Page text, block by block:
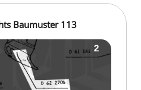
Baumuster 113